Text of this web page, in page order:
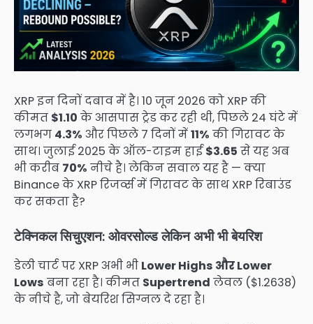
XRP इन दिनों दबाव में है। 10 जून 2026 को XRP की
कीमत $1.10 के आसपास ट्रेड कर रही थी, पिछले 24 घंटे में
लगभग 4.3% और पिछले 7 दिनों में11% की गिरावट के
साथ। जुलाई 2025 के ऑल-टाइम हाई$3.65 से यह अब
भी करीब 70% नीचे है। लेकिन सवाल यह है — क्या
Binance के XRP रिजर्व्स में गिरावट के साथ XRP रिबाउंड
कर सकता है?
टेक्निकल सिचुएशन: ओवरसोल्ड लेकिन अभी भी बेयरिश
डेली चार्ट पर XRP अभी भी Lower Highs और Lower
Lows बना रहा है। कीमत Supertrend लेवल ($1.2638)
के नीचे है, जो बेयरिश सिग्नल दे रहा है।